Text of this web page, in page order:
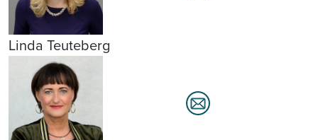
Linda Teuteberg